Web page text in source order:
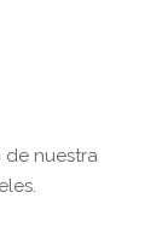
de nuestra